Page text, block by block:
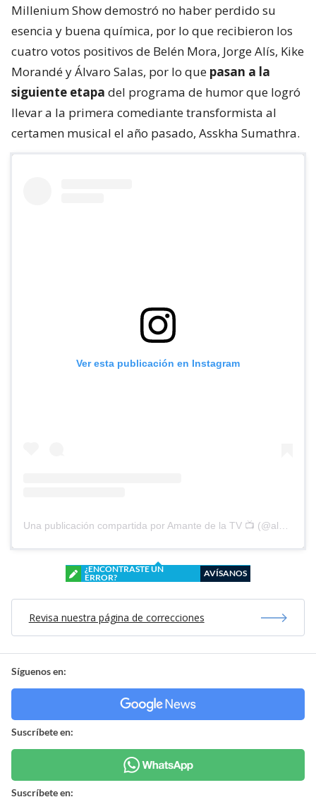
Millenium Show demostró no haber perdido su
esencia y buena química, por lo que recibieron los
cuatro votos positivos de Belén Mora, Jorge Alís, Kike
Morandé y Álvaro Salas, por lo que pasan a la
siguiente etapa del programa de humor que logró
llevar a la primera comediante transformista al
certamen musical el año pasado, Asskha Sumathra.
Ver esta publicación en Instagram
Una publicación compartida por Amante de la TV 📺 (@alguien_te_observa)
¿ENCONTRASTE UN
ERROR?
AVÍSANOS
Revisa nuestra página de correcciones
Síguenos en:
Suscríbete en:
Suscríbete en: